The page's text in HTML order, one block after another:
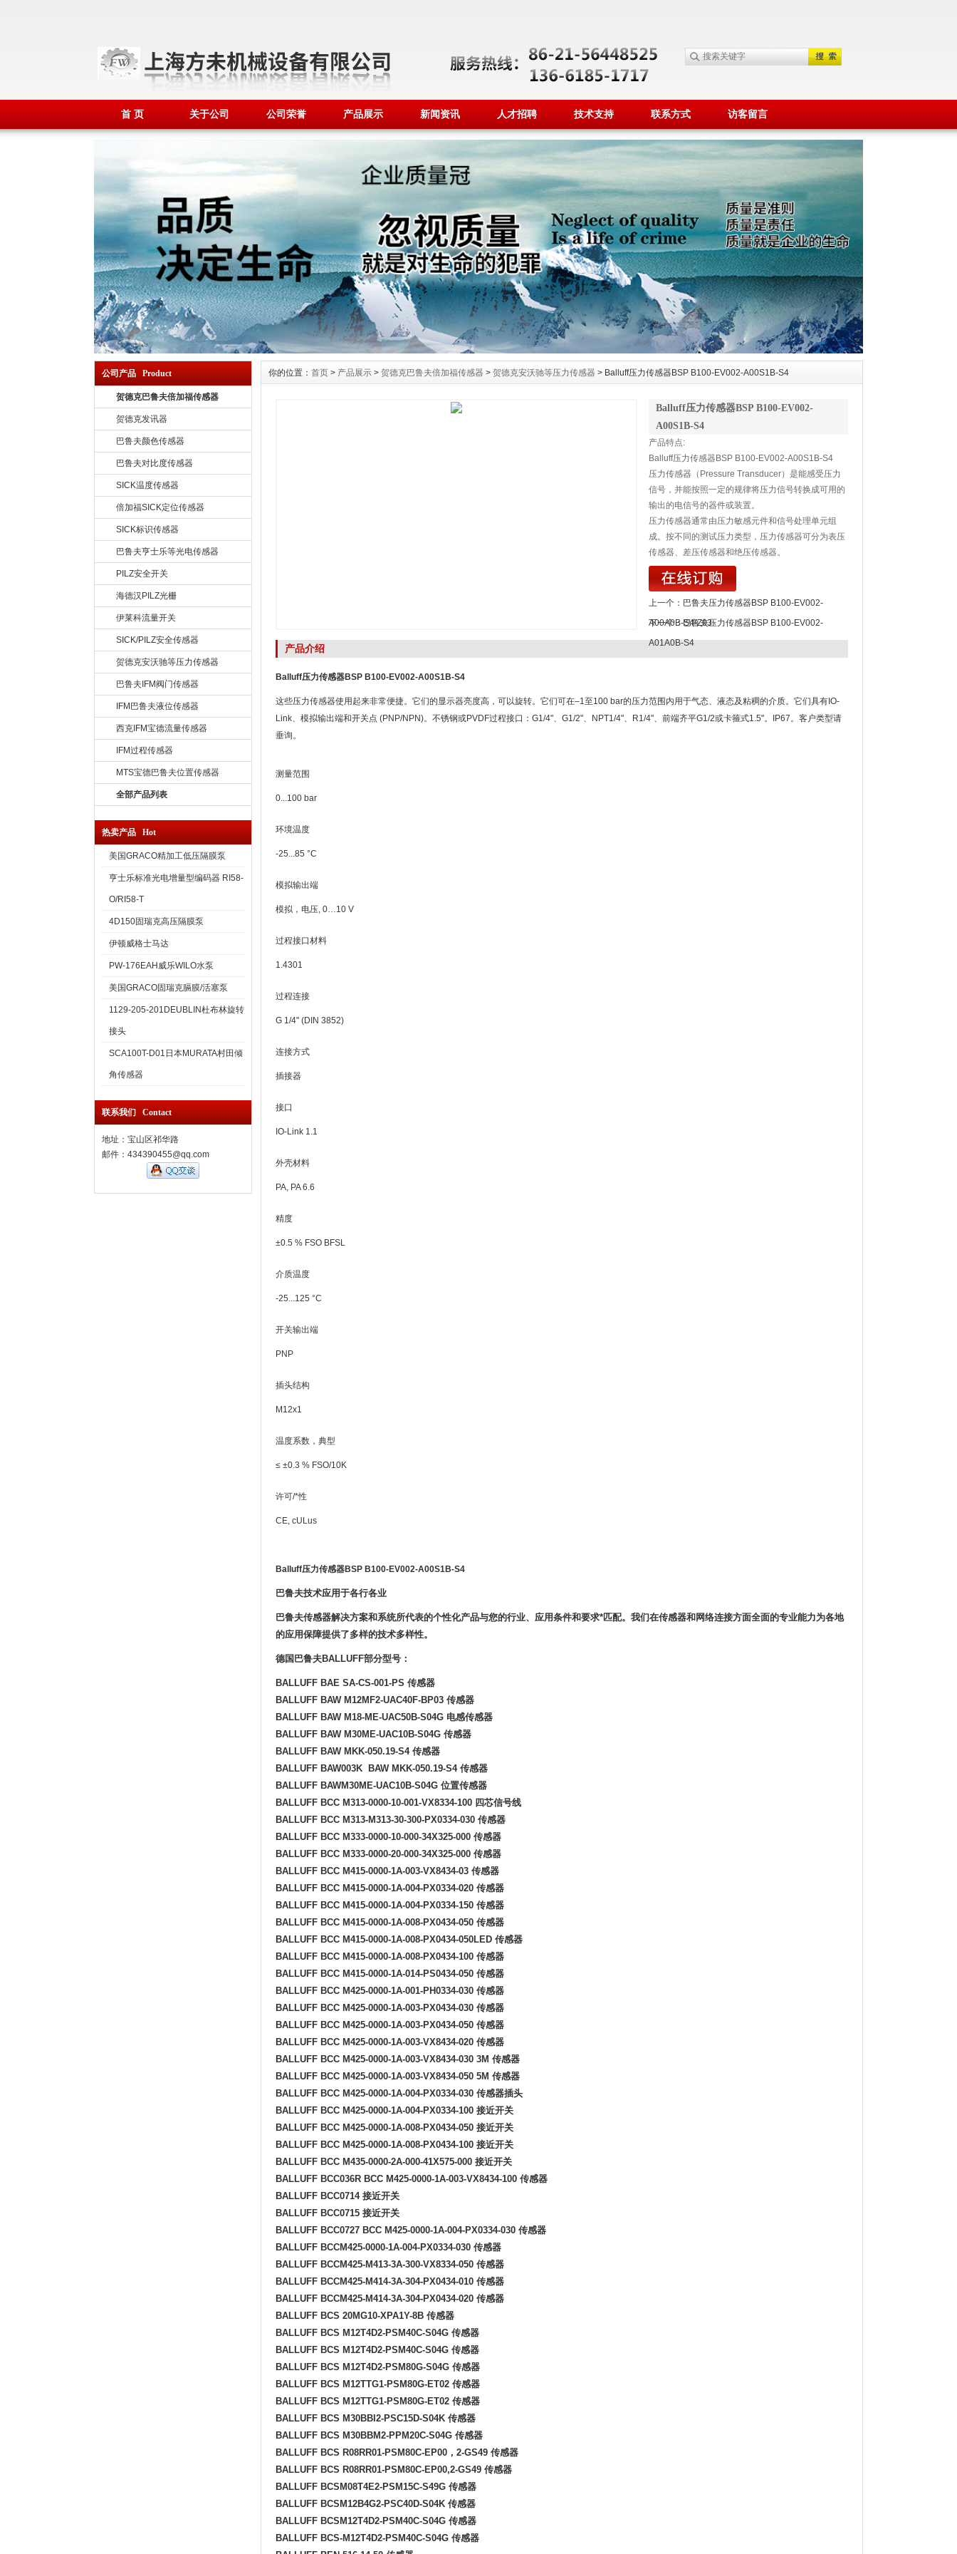
首 页 关于公司 公司荣誉 产品展示 新闻资讯 人才招聘 技术支持 联系方式 访客留言
公司产品 Product
贺德克巴鲁夫倍加福传感器
贺德克发讯器
巴鲁夫颜色传感器
巴鲁夫对比度传感器
SICK温度传感器
倍加福SICK定位传感器
SICK标识传感器
巴鲁夫亨士乐等光电传感器
PILZ安全开关
海德汉PILZ光栅
伊莱科流量开关
SICK/PILZ安全传感器
贺德克安沃驰等压力传感器
巴鲁夫IFM阀门传感器
IFM巴鲁夫液位传感器
西克IFM宝德流量传感器
IFM过程传感器
MTS宝德巴鲁夫位置传感器
全部产品列表
热卖产品 Hot
美国GRACO精加工低压隔膜泵
亨士乐标准光电增量型编码器 RI58-
O/RI58-T
4D150固瑞克高压隔膜泵
伊顿威格士马达
PW-176EAH威乐WILO水泵
美国GRACO固瑞克膈膜/活塞泵
1129-205-201DEUBLIN杜布林旋转
接头
SCA100T-D01日本MURATA村田倾
角传感器
联系我们 Contact
地址：宝山区祁华路
邮件：434390455@qq.com
你的位置： 首页 > 产品展示 > 贺德克巴鲁夫倍加福传感器 > 贺德克安沃驰等压力传感器 > Balluff压力传感器BSP B100-EV002-A00S1B-S4
Balluff压力传感器BSP B100-EV002-
A00S1B-S4
产品特点:
Balluff压力传感器BSP B100-EV002-A00S1B-S4
压力传感器（Pressure Transducer）是能感受压力
信号，并能按照一定的规律将压力信号转换成可用的
输出的电信号的器件或装置。
压力传感器通常由压力敏感元件和信号处理单元组
成。按不同的测试压力类型，压力传感器可分为表压
传感器、差压传感器和绝压传感器。
上一个： 巴鲁夫压力传感器BSP B100-EV002-
A00A0B-S4-Z03
下一个：巴鲁夫压力传感器BSP B100-EV002-
A01A0B-S4
产品介绍
Balluff压力传感器BSP B100-EV002-A00S1B-S4
这些压力传感器使用起来非常便捷。它们的显示器亮度高，可以旋转。它们可在–1至100 bar的压力范围内用于气态、液态及粘稠的介质。它们具有IO-
Link、模拟输出端和开关点 (PNP/NPN)。不锈钢或PVDF过程接口：G1/4"、G1/2"、NPT1/4"、R1/4"、前端齐平G1/2或卡箍式1.5"。IP67。客户类型请
垂询。
测量范围
0...100 bar
环境温度
-25...85 °C
模拟输出端
模拟，电压, 0…10 V
过程接口材料
1.4301
过程连接
G 1/4" (DIN 3852)
连接方式
插接器
接口
IO-Link 1.1
外壳材料
PA, PA 6.6
精度
±0.5 % FSO BFSL
介质温度
-25...125 °C
开关输出端
PNP
插头结构
M12x1
温度系数，典型
≤ ±0.3 % FSO/10K
许可/*性
CE, cULus
Balluff压力传感器BSP B100-EV002-A00S1B-S4
巴鲁夫技术应用于各行各业
巴鲁夫传感器解决方案和系统所代表的个性化产品与您的行业、应用条件和要求*匹配。我们在传感器和网络连接方面全面的专业能力为各地
的应用保障提供了多样的技术多样性。
德国巴鲁夫BALLUFF部分型号：
BALLUFF BAE SA-CS-001-PS 传感器
BALLUFF BAW M12MF2-UAC40F-BP03 传感器
BALLUFF BAW M18-ME-UAC50B-S04G 电感传感器
BALLUFF BAW M30ME-UAC10B-S04G 传感器
BALLUFF BAW MKK-050.19-S4 传感器
BALLUFF BAW003K BAW MKK-050.19-S4 传感器
BALLUFF BAWM30ME-UAC10B-S04G 位置传感器
BALLUFF BCC M313-0000-10-001-VX8334-100 四芯信号线
BALLUFF BCC M313-M313-30-300-PX0334-030 传感器
BALLUFF BCC M333-0000-10-000-34X325-000 传感器
BALLUFF BCC M333-0000-20-000-34X325-000 传感器
BALLUFF BCC M415-0000-1A-003-VX8434-03 传感器
BALLUFF BCC M415-0000-1A-004-PX0334-020 传感器
BALLUFF BCC M415-0000-1A-004-PX0334-150 传感器
BALLUFF BCC M415-0000-1A-008-PX0434-050 传感器
BALLUFF BCC M415-0000-1A-008-PX0434-050LED 传感器
BALLUFF BCC M415-0000-1A-008-PX0434-100 传感器
BALLUFF BCC M415-0000-1A-014-PS0434-050 传感器
BALLUFF BCC M425-0000-1A-001-PH0334-030 传感器
BALLUFF BCC M425-0000-1A-003-PX0434-030 传感器
BALLUFF BCC M425-0000-1A-003-PX0434-050 传感器
BALLUFF BCC M425-0000-1A-003-VX8434-020 传感器
BALLUFF BCC M425-0000-1A-003-VX8434-030 3M 传感器
BALLUFF BCC M425-0000-1A-003-VX8434-050 5M 传感器
BALLUFF BCC M425-0000-1A-004-PX0334-030 传感器插头
BALLUFF BCC M425-0000-1A-004-PX0334-100 接近开关
BALLUFF BCC M425-0000-1A-008-PX0434-050 接近开关
BALLUFF BCC M425-0000-1A-008-PX0434-100 接近开关
BALLUFF BCC M435-0000-2A-000-41X575-000 接近开关
BALLUFF BCC036R BCC M425-0000-1A-003-VX8434-100 传感器
BALLUFF BCC0714 接近开关
BALLUFF BCC0715 接近开关
BALLUFF BCC0727 BCC M425-0000-1A-004-PX0334-030 传感器
BALLUFF BCCM425-0000-1A-004-PX0334-030 传感器
BALLUFF BCCM425-M413-3A-300-VX8334-050 传感器
BALLUFF BCCM425-M414-3A-304-PX0434-010 传感器
BALLUFF BCCM425-M414-3A-304-PX0434-020 传感器
BALLUFF BCS 20MG10-XPA1Y-8B 传感器
BALLUFF BCS M12T4D2-PSM40C-S04G 传感器
BALLUFF BCS M12T4D2-PSM40C-S04G 传感器
BALLUFF BCS M12T4D2-PSM80G-S04G 传感器
BALLUFF BCS M12TTG1-PSM80G-ET02 传感器
BALLUFF BCS M12TTG1-PSM80G-ET02 传感器
BALLUFF BCS M30BBI2-PSC15D-S04K 传感器
BALLUFF BCS M30BBM2-PPM20C-S04G 传感器
BALLUFF BCS R08RR01-PSM80C-EP00 ， 2-GS49 传感器
BALLUFF BCS R08RR01-PSM80C-EP00,2-GS49 传感器
BALLUFF BCSM08T4E2-PSM15C-S49G 传感器
BALLUFF BCSM12B4G2-PSC40D-S04K 传感器
BALLUFF BCSM12T4D2-PSM40C-S04G 传感器
BALLUFF BCS-M12T4D2-PSM40C-S04G 传感器